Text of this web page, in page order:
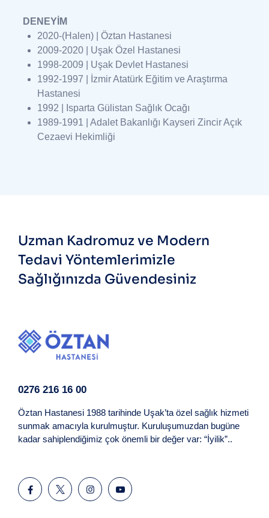
DENEYİM
2020-(Halen) | Öztan Hastanesi
2009-2020 | Uşak Özel Hastanesi
1998-2009 | Uşak Devlet Hastanesi
1992-1997 | İzmir Atatürk Eğitim ve Araştırma
Hastanesi
1992 | Isparta Gülistan Sağlık Ocağı
1989-1991 | Adalet Bakanlığı Kayseri Zincir Açık
Cezaevi Hekimliği
Uzman Kadromuz ve Modern
Tedavi Yöntemlerimizle
Sağlığınızda Güvendesiniz
0276 216 16 00
Öztan Hastanesi 1988 tarihinde Uşak’ta özel sağlık hizmeti
sunmak amacıyla kurulmuştur. Kuruluşumuzdan bugüne
kadar sahiplendiğimiz çok önemli bir değer var: “İyilik”..